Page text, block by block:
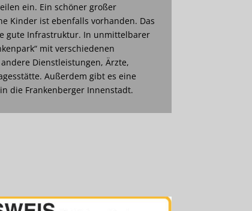
ein. Ein schöner großer
Kinder ist ebenfalls vorhanden. Das
gute Infrastruktur. In unmittelbarer
mit verschiedenen
Dienstleistungen, Ärzte,
Außerdem gibt es eine
die Frankenberger Innenstadt.